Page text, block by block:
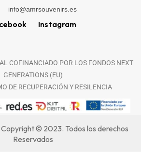
info@amrsouvenirs.es
Instagram
COFINANCIADO POR LOS FONDOS NEXT
GENERATIONS (EU)
DE RECUPERACIÓN Y RESILENCIA
© 2023. Todos los derechos
Reservados